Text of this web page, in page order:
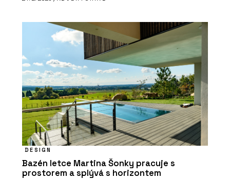
DESIGN
Bazén letce Martina Šonky pracuje s
prostorem a splývá s horizontem